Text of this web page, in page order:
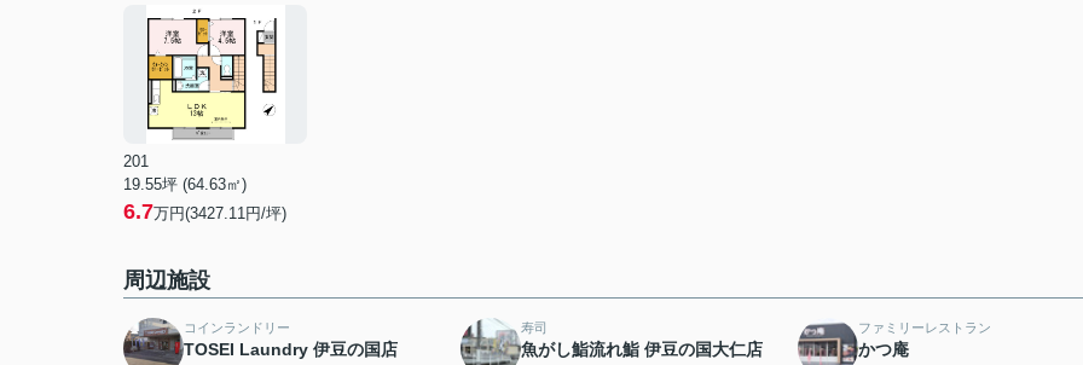
201
19.55坪 (64.63㎡)
6.7万円(3427.11円/坪)
周辺施設
コインランドリー
TOSEI Laundry 伊豆の国店
寿司
魚がし鮨流れ鮨 伊豆の国大仁店
ファミリーレストラン
かつ庵